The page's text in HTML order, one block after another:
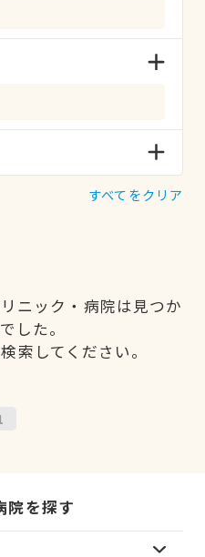
すべてをクリア
ニック・病院は見つか
した。
索してください。
院を探す